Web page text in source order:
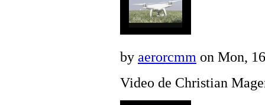
by aerorcmm on Mon,
Video de Christian